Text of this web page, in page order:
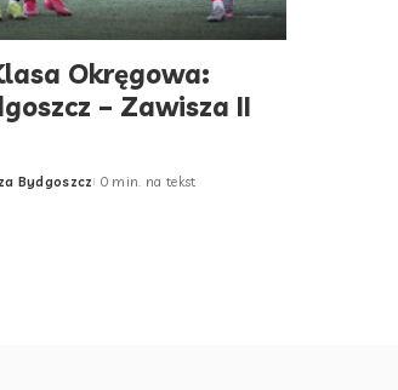
Okręgowa:
– Zawisza II
Bydgoszcz 0 min. na tekst